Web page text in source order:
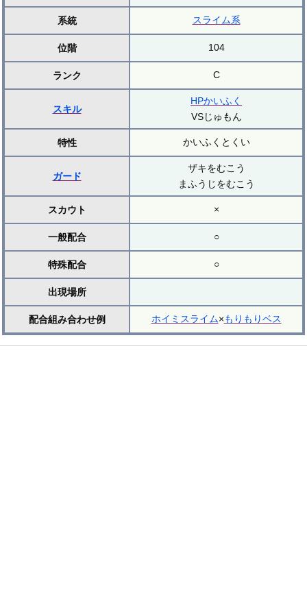
系統 スライム系
位階 104
ランク C
スキル
HPかいふく
VSじゅもん
特性 かいふくとくい
ガード
ザキをむこう
まふうじをむこう
スカウト ×
一般配合 ○
特殊配合 ○
出現場所
配合組み合わせ例 ホイミスライム×もりもりベス